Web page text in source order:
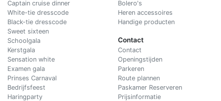
Captain cruise dinner
White-tie dresscode
Black-tie dresscode
Sweet sixteen
Schoolgala
Kerstgala
Sensation white
Examen gala
Prinses Carnaval
Bedrijfsfeest
Haringparty
Bolero's
Heren accessoires
Handige producten
Contact
Contact
Openingstijden
Parkeren
Route plannen
Paskamer Reserveren
Prijsinformatie